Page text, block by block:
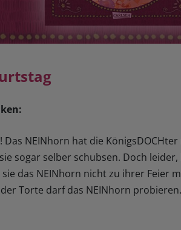
NEINhorn hat die
sogar selber schubsen. Doch
das NEINhorn nicht zu ihrer Feier
Torte darf das NEINhorn